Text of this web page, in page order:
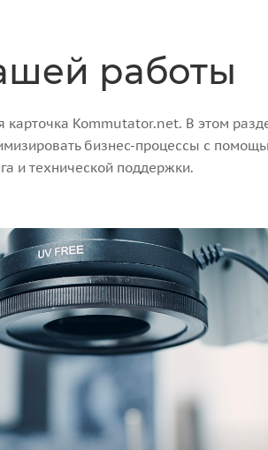
работы
карточка Kommutator.net. В этом
бизнес-процессы с
и технической поддержки.